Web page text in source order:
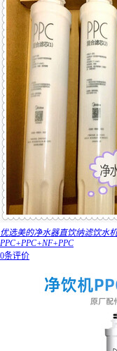
优选美的净水器直饮纳滤饮水机
PPC+PPC+NF+PPC
0条评价